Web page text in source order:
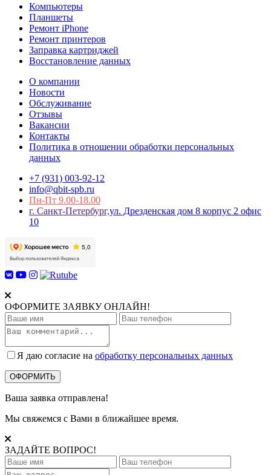
Компьютеры
Планшеты
Ремонт iPhone
Ремонт принтеров
Заправка картриджей
Восстановление данных
О компании
Новости
Обслуживание
Отзывы
Вакансии
Контакты
Политика в отношении обработки персональных
данных
+7 (931) 003-92-12
info@qbit-spb.ru
Пн-Пт 9.00-18.00
г. Санкт-Петербург,ул. Дрезденская дом 8 корпус 2 офис
10
ОФОРМИТЕ ЗАЯВКУ ОНЛАЙН!
Я даю согласие на обработку персональных данных
Ваша заявка отправлена!
Мы свяжемся с Вами в ближайшее время.
ЗАДАЙТЕ ВОПРОС!